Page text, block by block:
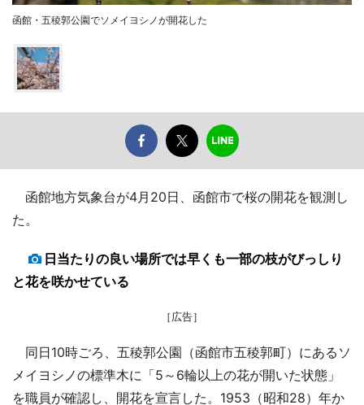
函館・五稜郭公園でソメイヨシノが開花した
函館地方気象台が4月20日、函館市で桜の開花を観測し
た。
日当たりの良い場所では早くも一部の枝がびっしり
と花を咲かせている
［広告］
同日10時ごろ、五稜郭公園（函館市五稜郭町）にあるソ
メイヨシノの標準木に「5～6輪以上の花が開いた状態」
を職員が確認し、開花を宣言した。1953（昭和28）年か